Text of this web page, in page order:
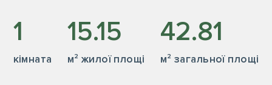
1
кiмната
15.15
м² жилої площі
42.81
м² загальної площі